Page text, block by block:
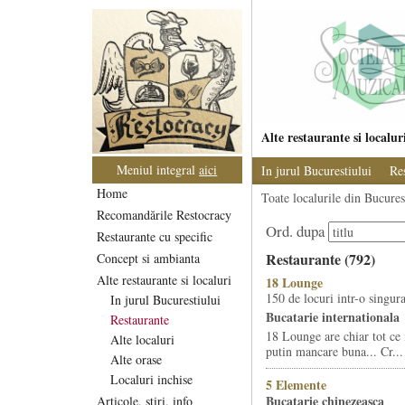
Meniul integralaici
Home
Recomandările Restocracy
Restaurante cu specific
Concept si ambianta
Alte restaurante si localuri
In jurul Bucurestiului
Restaurante
Alte localuri
Alte orase
Localuri inchise
Articole, stiri, info
Alte restaurante si
In jurul Bucurestiului
Toate localurile din
Ord. dupa
Restaurante (792)
18 Lounge
150 de locuri intr-o
Bucatarie internationala
18 Lounge are chiar tot
putin mancare buna... Cr...
5 Elemente
Bucatarie chinezeasca